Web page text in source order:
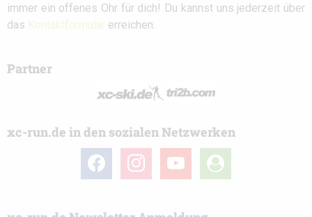
immer ein offenes Ohr für dich! Du kannst uns jederzeit über
das Kontaktformular erreichen.
Partner
xc-run.de in den sozialen Netzwerken
facebook instagramyoutube
user-
circle